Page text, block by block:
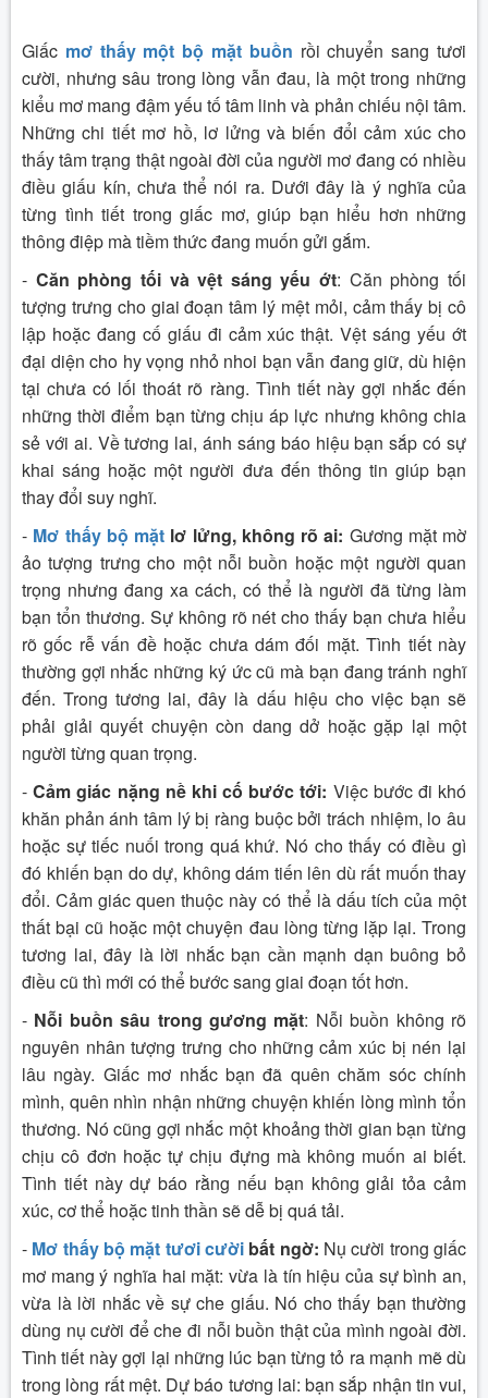
Giấc mơ thấy một bộ mặt buồn rồi chuyển sang tươi
cười, nhưng sâu trong lòng vẫn đau, là một trong những
kiểu mơ mang đậm yếu tố tâm linh và phản chiếu nội tâm.
Những chi tiết mơ hồ, lơ lửng và biến đổi cảm xúc cho
thấy tâm trạng thật ngoài đời của người mơ đang có nhiều
điều giấu kín, chưa thể nói ra. Dưới đây là ý nghĩa của
từng tình tiết trong giấc mơ, giúp bạn hiểu hơn những
thông điệp mà tiềm thức đang muốn gửi gắm.
- Căn phòng tối và vệt sáng yếu ớt: Căn phòng tối
tượng trưng cho giai đoạn tâm lý mệt mỏi, cảm thấy bị cô
lập hoặc đang cố giấu đi cảm xúc thật. Vệt sáng yếu ớt
đại diện cho hy vọng nhỏ nhoi bạn vẫn đang giữ, dù hiện
tại chưa có lối thoát rõ ràng. Tình tiết này gợi nhắc đến
những thời điểm bạn từng chịu áp lực nhưng không chia
sẻ với ai. Về tương lai, ánh sáng báo hiệu bạn sắp có sự
khai sáng hoặc một người đưa đến thông tin giúp bạn
thay đổi suy nghĩ.
- Mơ thấy bộ mặt lơ lửng, không rõ ai: Gương mặt mờ
ảo tượng trưng cho một nỗi buồn hoặc một người quan
trọng nhưng đang xa cách, có thể là người đã từng làm
bạn tổn thương. Sự không rõ nét cho thấy bạn chưa hiểu
rõ gốc rễ vấn đề hoặc chưa dám đối mặt. Tình tiết này
thường gợi nhắc những ký ức cũ mà bạn đang tránh nghĩ
đến. Trong tương lai, đây là dấu hiệu cho việc bạn sẽ
phải giải quyết chuyện còn dang dở hoặc gặp lại một
người từng quan trọng.
-Cảm giác nặng nề khi cố bước tới: Việc bước đi khó
khăn phản ánh tâm lý bị ràng buộc bởi trách nhiệm, lo âu
hoặc sự tiếc nuối trong quá khứ. Nó cho thấy có điều gì
đó khiến bạn do dự, không dám tiến lên dù rất muốn thay
đổi. Cảm giác quen thuộc này có thể là dấu tích của một
thất bại cũ hoặc một chuyện đau lòng từng lặp lại. Trong
tương lai, đây là lời nhắc bạn cần mạnh dạn buông bỏ
điều cũ thì mới có thể bước sang giai đoạn tốt hơn.
- Nỗi buồn sâu trong gương mặt: Nỗi buồn không rõ
nguyên nhân tượng trưng cho những cảm xúc bị nén lại
lâu ngày. Giấc mơ nhắc bạn đã quên chăm sóc chính
mình, quên nhìn nhận những chuyện khiến lòng mình tổn
thương. Nó cũng gợi nhắc một khoảng thời gian bạn từng
chịu cô đơn hoặc tự chịu đựng mà không muốn ai biết.
Tình tiết này dự báo rằng nếu bạn không giải tỏa cảm
xúc, cơ thể hoặc tinh thần sẽ dễ bị quá tải.
- Mơ thấy bộ mặt tươi cười bất ngờ: Nụ cười trong giấc
mơ mang ý nghĩa hai mặt: vừa là tín hiệu của sự bình an,
vừa là lời nhắc về sự che giấu. Nó cho thấy bạn thường
dùng nụ cười để che đi nỗi buồn thật của mình ngoài đời.
Tình tiết này gợi lại những lúc bạn từng tỏ ra mạnh mẽ dù
trong lòng rất mệt. Dự báo tương lai: bạn sắp nhận tin vui,